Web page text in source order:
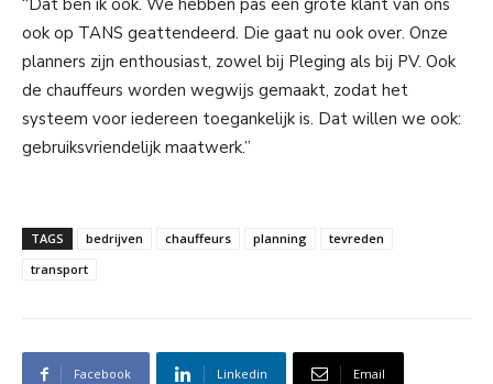
“Dat ben ik ook. We hebben pas een grote klant van ons
ook op TANS geattendeerd. Die gaat nu ook over. Onze
planners zijn enthousiast, zowel bij Pleging als bij PV. Ook
de chauffeurs worden wegwijs gemaakt, zodat het
systeem voor iedereen toegankelijk is. Dat willen we ook:
gebruiksvriendelijk maatwerk.”
TAGS bedrijven chauffeurs planning
tevreden
transport
Facebook Linkedin Email